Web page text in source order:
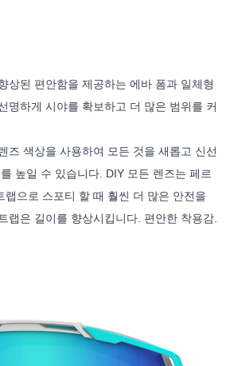
상된 편안함을 제공하는 에바 폼과 일체형
명하게 시야를 확보하고 더 많은 범위를 커
즈 색상을 사용하여 모든 것을 새롭고 신선
높일 수 있습니다. DIY 모든 렌즈는 페르
랩으로 스포티 할 때 훨씬 더 많은 안전을
랩은 길이를 향상시킵니다. 편안한 착용감.